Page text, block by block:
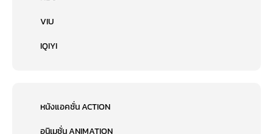
VIU
IQIYI
หนังแอคชั่น ACTION